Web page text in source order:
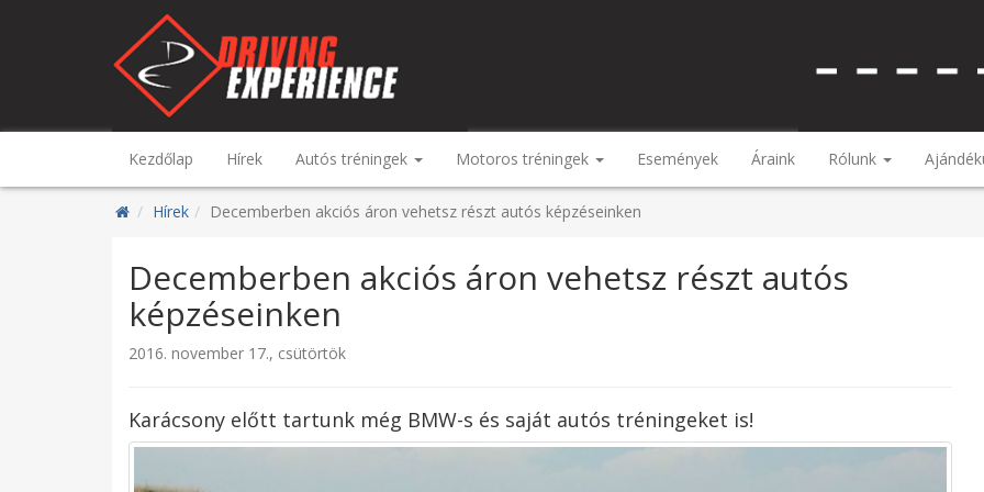
Kezdőlap Hírek Autós tréningek Motoros tréningek Események Áraink Rólunk
Hírek Decemberben akciós áron vehetsz részt autós képzéseinken
Decemberben akciós áron vehetsz részt autós
képzéseinken
2016. november 17., csütörtök
Karácsony előtt tartunk még BMW-s és saját autós tréningeket is!